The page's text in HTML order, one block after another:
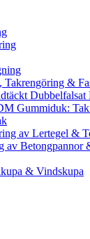
Takrengöring &
Dubbelfalsat
Gummiduk:
av Lertegel &
av Betongpannor
& Vindskupa